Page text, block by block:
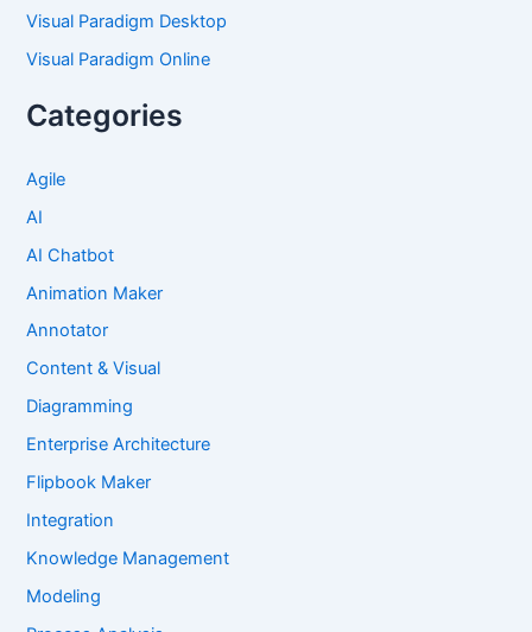
Visual Paradigm Desktop
Visual Paradigm Online
Categories
Agile
AI
AI Chatbot
Animation Maker
Annotator
Content & Visual
Diagramming
Enterprise Architecture
Flipbook Maker
Integration
Knowledge Management
Modeling